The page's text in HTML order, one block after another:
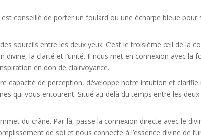
est conseillé de porter un foulard ou une écharpe bleue
sourcils entre les deux yeux. C’est le troisième œil de la
divine, la clarté et l’unité. Il nous met en connexion avec
en don de clairvoyance.
capacité de perception, développe notre intuition et
qui vous entourent. Situé au-delà du temps entre les
du crâne. Par-là, passe la connexion directe avec le
de soi et nous connecte à l’essence divine de